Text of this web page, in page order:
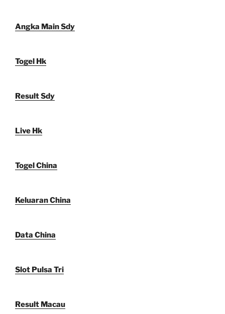
Angka Main Sdy
Togel Hk
Result Sdy
Live Hk
Togel China
Keluaran China
Data China
Slot Pulsa Tri
Result Macau